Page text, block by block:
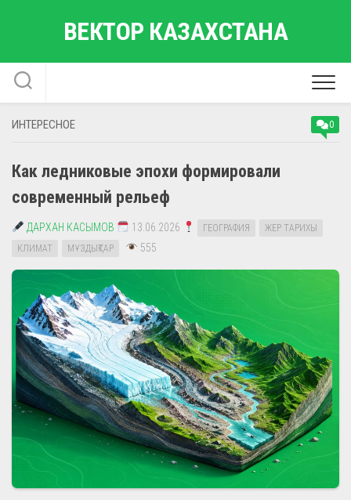
ВЕКТОР КАЗАХСТАНА
ИНТЕРЕСНОЕ 0
Как ледниковые эпохи формировали
современный рельеф
ДАРХАН КАСЫМОВ 13.06.2026 ГЕОГРАФИЯ
ЖЕР ТАРИХЫ
КЛИМАТ
МҰЗДЫҚТАР 555